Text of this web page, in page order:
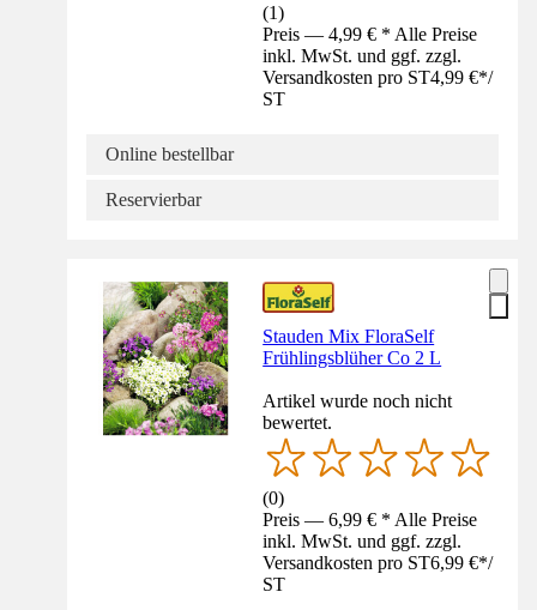
(1)
Preis — 4,99 € * Alle Preise
inkl. MwSt. und ggf. zzgl.
Versandkosten pro ST4,99 €*/
ST
Online bestellbar
Reservierbar
Stauden Mix FloraSelf
Frühlingsblüher Co 2 L
Artikel wurde noch nicht
bewertet.
(0)
Preis — 6,99 € * Alle Preise
inkl. MwSt. und ggf. zzgl.
Versandkosten pro ST6,99 €*/
ST